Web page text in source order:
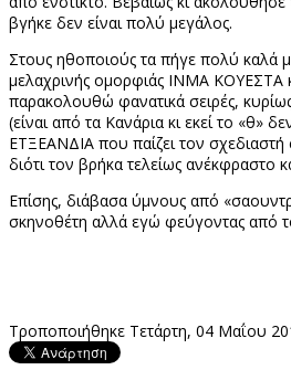
βγήκε δεν είναι πολύ μεγάλος.
Στους ηθοποιούς τα πήγε πολύ καλά
μελαχρινής ομορφιάς ΙΝΜΑ ΚΟΥΕΣΤΑ
παρακολουθώ φανατικά σειρές,
(είναι από τα Κανάρια κι εκεί το «θ»
ΕΤΞΕΑΝΔΙΑ που παίζει τον σχεδιαστή
διότι τον βρήκα τελείως
Επίσης, διάβασα ύμνους από
σκηνοθέτη αλλά εγώ φεύγοντας από
Τροποποιήθηκε Τετάρτη, 04 Μαΐου